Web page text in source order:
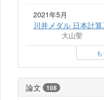
2021年5月
川井メダル 日本計
大山聖
論文 108